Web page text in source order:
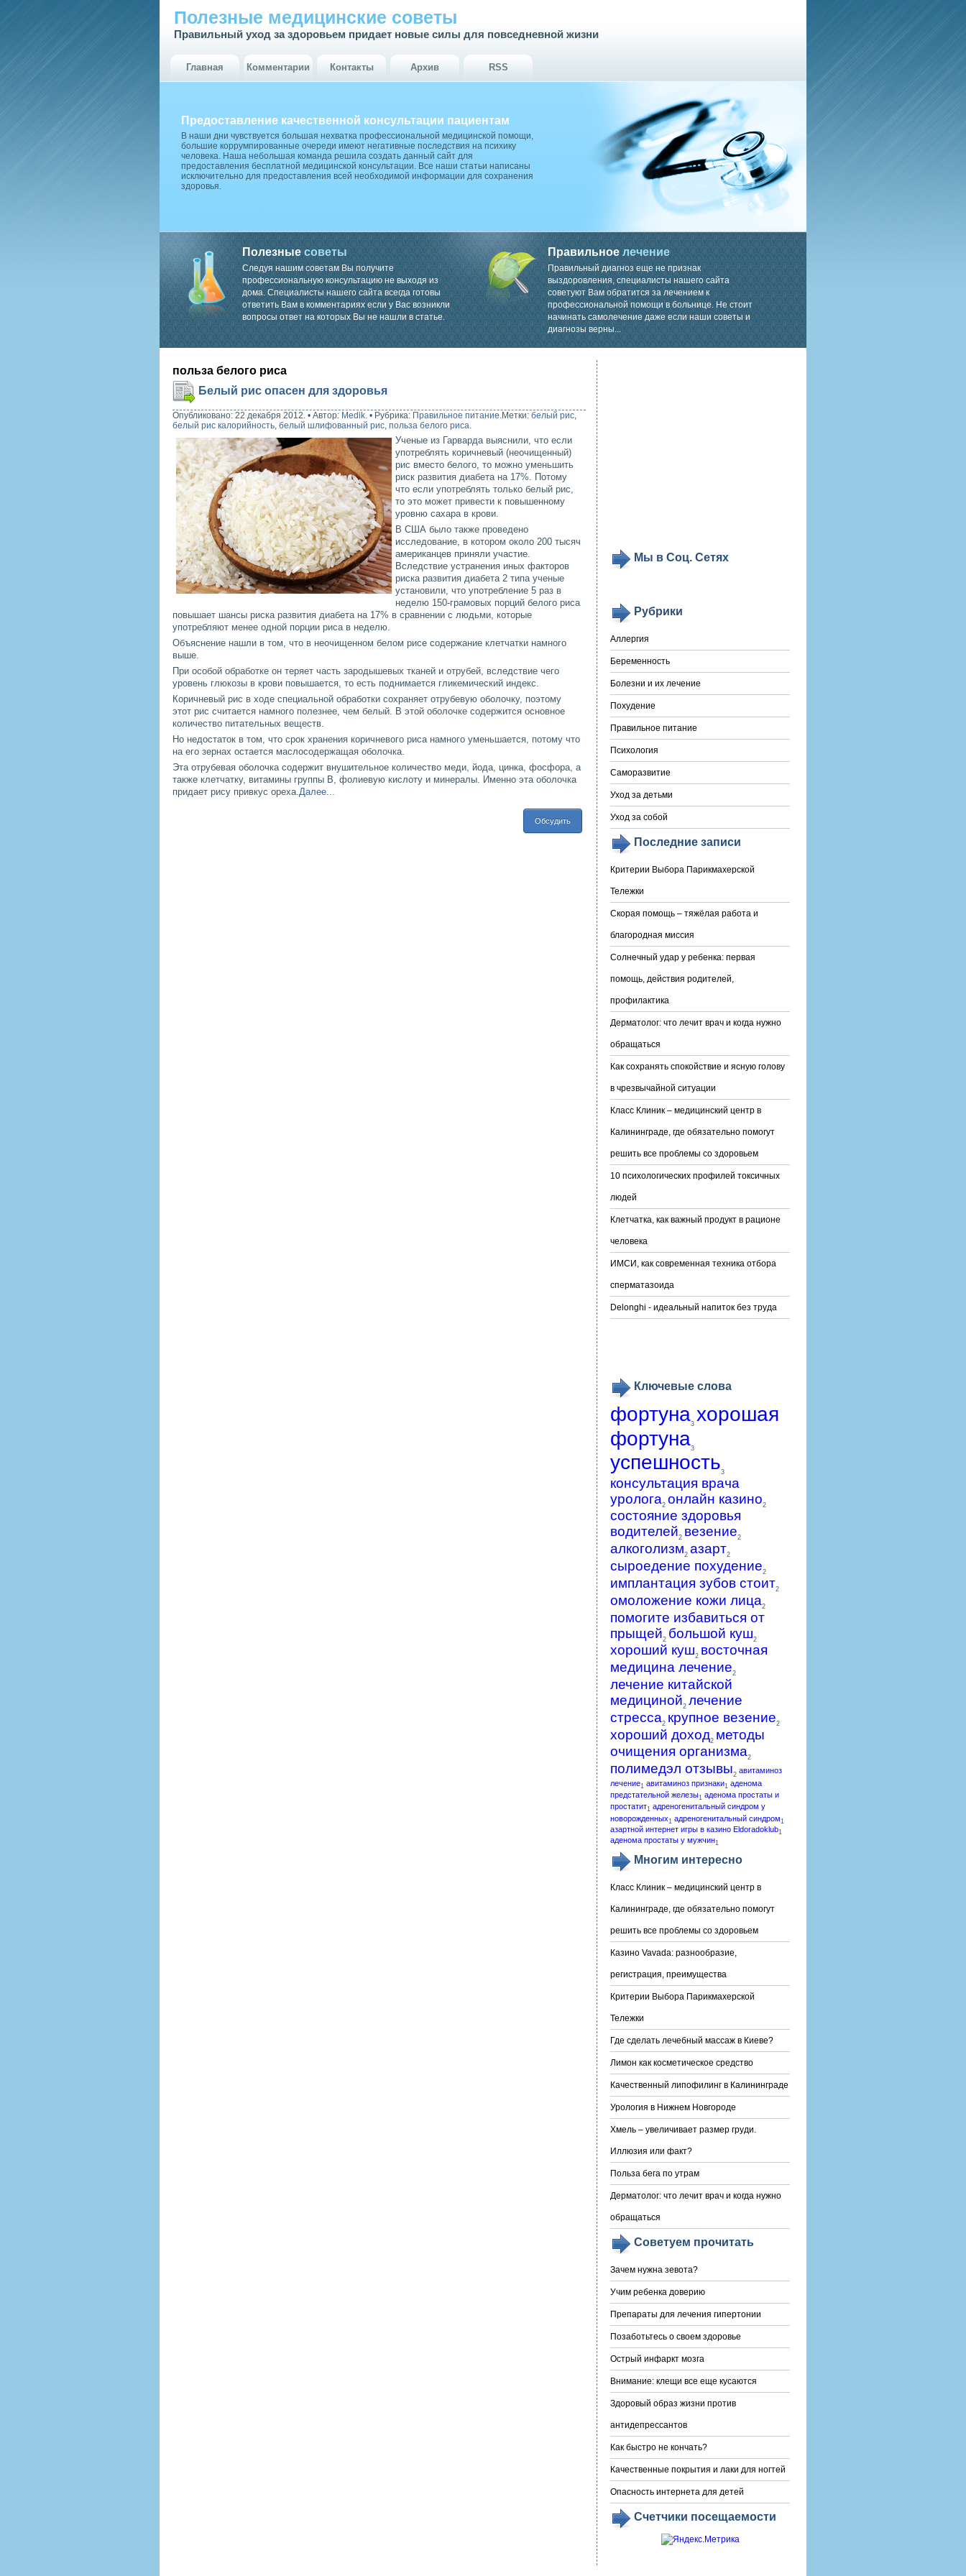
Полезные медицинские советы
Правильный уход за здоровьем придает новые силы для повседневной жизни
Главная Комментарии Контакты Архив RSS
Предоставление качественной консультации пациентам
В наши дни чувствуется большая нехватка профессиональной медицинской помощи,
большие коррумпированные очереди имеют негативные последствия на психику
человека. Наша небольшая команда решила создать данный сайт для
предоставления бесплатной медицинской консультации. Все наши статьи написаны
исключительно для предоставления всей необходимой информации для сохранения
здоровья.
Полезныесоветы
Следуя нашим советам Вы получите
профессиональную консультацию не выходя из
дома. Специалисты нашего сайта всегда готовы
ответить Вам в комментариях если у Вас возникли
вопросы ответ на которых Вы не нашли в статье.
Правильное лечение
Правильный диагноз еще не признак
выздоровления, специалисты нашего сайта
советуют Вам обратится за лечением к
профессиональной помощи в больнице. Не стоит
начинать самолечение даже если наши советы и
диагнозы верны...
польза белого риса
Белый рис опасен для здоровья
Опубликовано: 22 декабря 2012. • Автор: Medik. • Рубрика: Правильное питание.Метки: белый рис,
белый рис калорийность, белый шлифованный рис, польза белого риса.
Ученые из Гарварда выяснили, что если
употреблять коричневый (неочищенный)
рис вместо белого, то можно уменьшить
риск развития диабета на 17%. Потому
что если употреблять только белый рис,
то это может привести к повышенному
уровню сахара в крови.
В США было также проведено
исследование, в котором около 200 тысяч
американцев приняли участие.
Вследствие устранения иных факторов
риска развития диабета 2 типа ученые
установили, что употребление 5 раз в
неделю 150-грамовых порций белого риса
повышает шансы риска развития диабета на 17% в сравнении с людьми, которые
употребляют менее одной порции риса в неделю.
Объяснение нашли в том, что в неочищенном белом рисе содержание клетчатки намного
выше.
При особой обработке он теряет часть зародышевых тканей и отрубей, вследствие чего
уровень глюкозы в крови повышается, то есть поднимается гликемический индекс.
Коричневый рис в ходе специальной обработки сохраняет отрубевую оболочку, поэтому
этот рис считается намного полезнее, чем белый. В этой оболочке содержится основное
количество питательных веществ.
Но недостаток в том, что срок хранения коричневого риса намного уменьшается, потому что
на его зернах остается маслосодержащая оболочка.
Эта отрубевая оболочка содержит внушительное количество меди, йода, цинка, фосфора, а
также клетчатку, витамины группы B, фолиевую кислоту и минералы. Именно эта оболочка
придает рису привкус ореха.Далее...
Обсудить
Мы в Соц. Сетях
Рубрики
Аллергия
Беременность
Болезни и их лечение
Похудение
Правильное питание
Психология
Саморазвитие
Уход за детьми
Уход за собой
Последние записи
Критерии Выбора Парикмахерской
Тележки
Скорая помощь – тяжёлая работа и
благородная миссия
Солнечный удар у ребенка: первая
помощь, действия родителей,
профилактика
Дерматолог: что лечит врач и когда нужно
обращаться
Как сохранять спокойствие и ясную голову
в чрезвычайной ситуации
Класс Клиник – медицинский центр в
Калининграде, где обязательно помогут
решить все проблемы со здоровьем
10 психологических профилей токсичных
людей
Клетчатка, как важный продукт в рационе
человека
ИМСИ, как современная техника отбора
сперматазоида
Delonghi - идеальный напиток без труда
Ключевые слова
фортуна3 хорошая
фортуна3
успешность3
консультация врача
уролога2 онлайн казино2
состояние здоровья
водителей2 везение2
алкоголизм2 азарт2
сыроедение похудение2
имплантация зубов стоит2
омоложение кожи лица2
помогите избавиться от
прыщей2 большой куш2
хороший куш2 восточная
медицина лечение2
лечение китайской
медициной2 лечение
стресса2 крупное везение2
хороший доход2 методы
очищения организма2
полимедэл отзывы2 авитаминоз
лечение1 авитаминоз признаки1 аденома
предстательной железы1 аденома простаты и
простатит1 адреногенитальный синдром у
новорожденных 1 адреногенитальный синдром 1
азартной интернет игры в казино Eldoradoklub1
аденома простаты у мужчин1
Многим интересно
Класс Клиник – медицинский центр в
Калининграде, где обязательно помогут
решить все проблемы со здоровьем
Казино Vavada: разнообразие,
регистрация, преимущества
Критерии Выбора Парикмахерской
Тележки
Где сделать лечебный массаж в Киеве?
Лимон как косметическое средство
Качественный липофилинг в Калининграде
Урология в Нижнем Новгороде
Хмель – увеличивает размер груди.
Иллюзия или факт?
Польза бега по утрам
Дерматолог: что лечит врач и когда нужно
обращаться
Советуем прочитать
Зачем нужна зевота?
Учим ребенка доверию
Препараты для лечения гипертонии
Позаботьтесь о своем здоровье
Острый инфаркт мозга
Внимание: клещи все еще кусаются
Здоровый образ жизни против
антидепрессантов
Как быстро не кончать?
Качественные покрытия и лаки для ногтей
Опасность интернета для детей
Счетчики посещаемости